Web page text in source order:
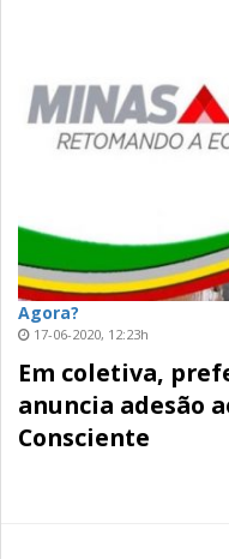
Agora?
17-06-2020, 12:23h
Em coletiva,
anuncia adesão
Consciente